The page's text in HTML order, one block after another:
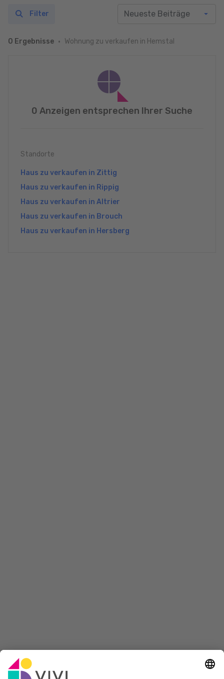
0 Ergebnisse Wohnung zu verkaufen in Hemstal
Filter
0 Anzeigen entsprechen Ihrer Suche
Standorte
Haus zu verkaufen in Zittig
Haus zu verkaufen in Rippig
Haus zu verkaufen in Altrier
Haus zu verkaufen in Brouch
Haus zu verkaufen in Hersberg